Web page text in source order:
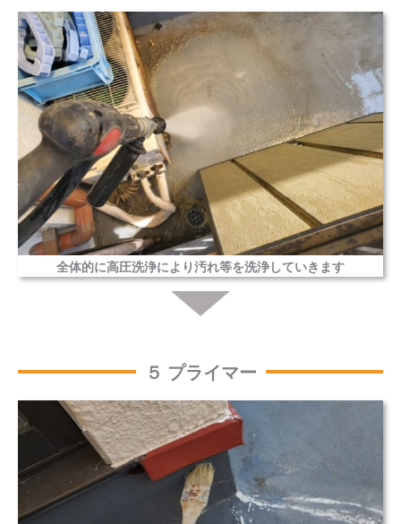
全体的に高圧洗浄により汚れ等を洗浄していきます
５ プライマー